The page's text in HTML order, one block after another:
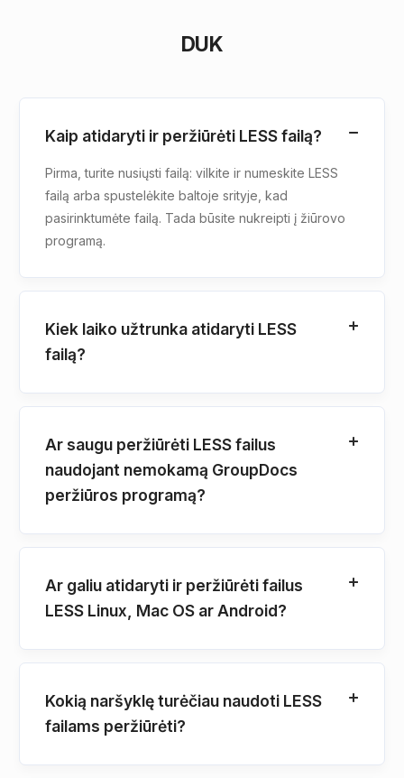
DUK
Kaip atidaryti ir peržiūrėti LESS failą?
Pirma, turite nusiųsti failą: vilkite ir numeskite LESS
failą arba spustelėkite baltoje srityje, kad
pasirinktumėte failą. Tada būsite nukreipti į žiūrovo
programą.
Kiek laiko užtrunka atidaryti LESS
failą?
Ar saugu peržiūrėti LESS failus
naudojant nemokamą GroupDocs
peržiūros programą?
Ar galiu atidaryti ir peržiūrėti failus
LESS Linux, Mac OS ar Android?
Kokią naršyklę turėčiau naudoti LESS
failams peržiūrėti?